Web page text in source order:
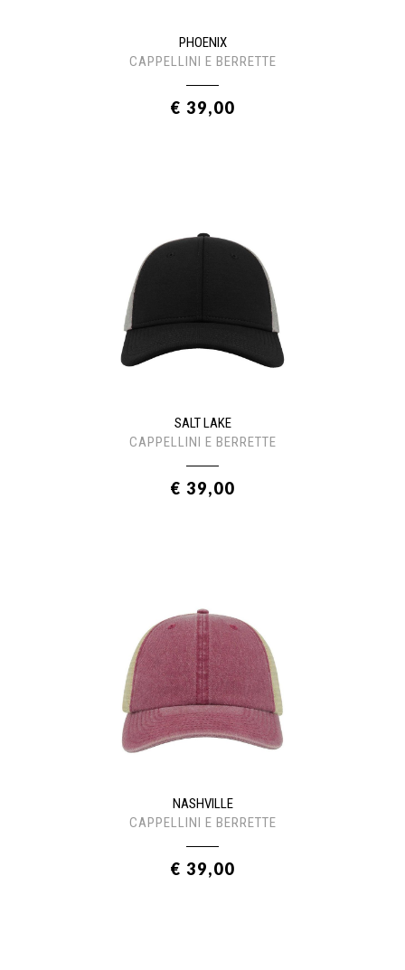
PHOENIX
CAPPELLINI E BERRETTE
€ 39,00
SALT LAKE
CAPPELLINI E BERRETTE
€ 39,00
NASHVILLE
CAPPELLINI E BERRETTE
€ 39,00